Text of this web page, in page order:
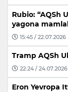
Rubio: “AQSh
yagona
15:45 / 22.07.2026
Tramp AQSh
22:24 / 24.07.2026
Eron Yevropa